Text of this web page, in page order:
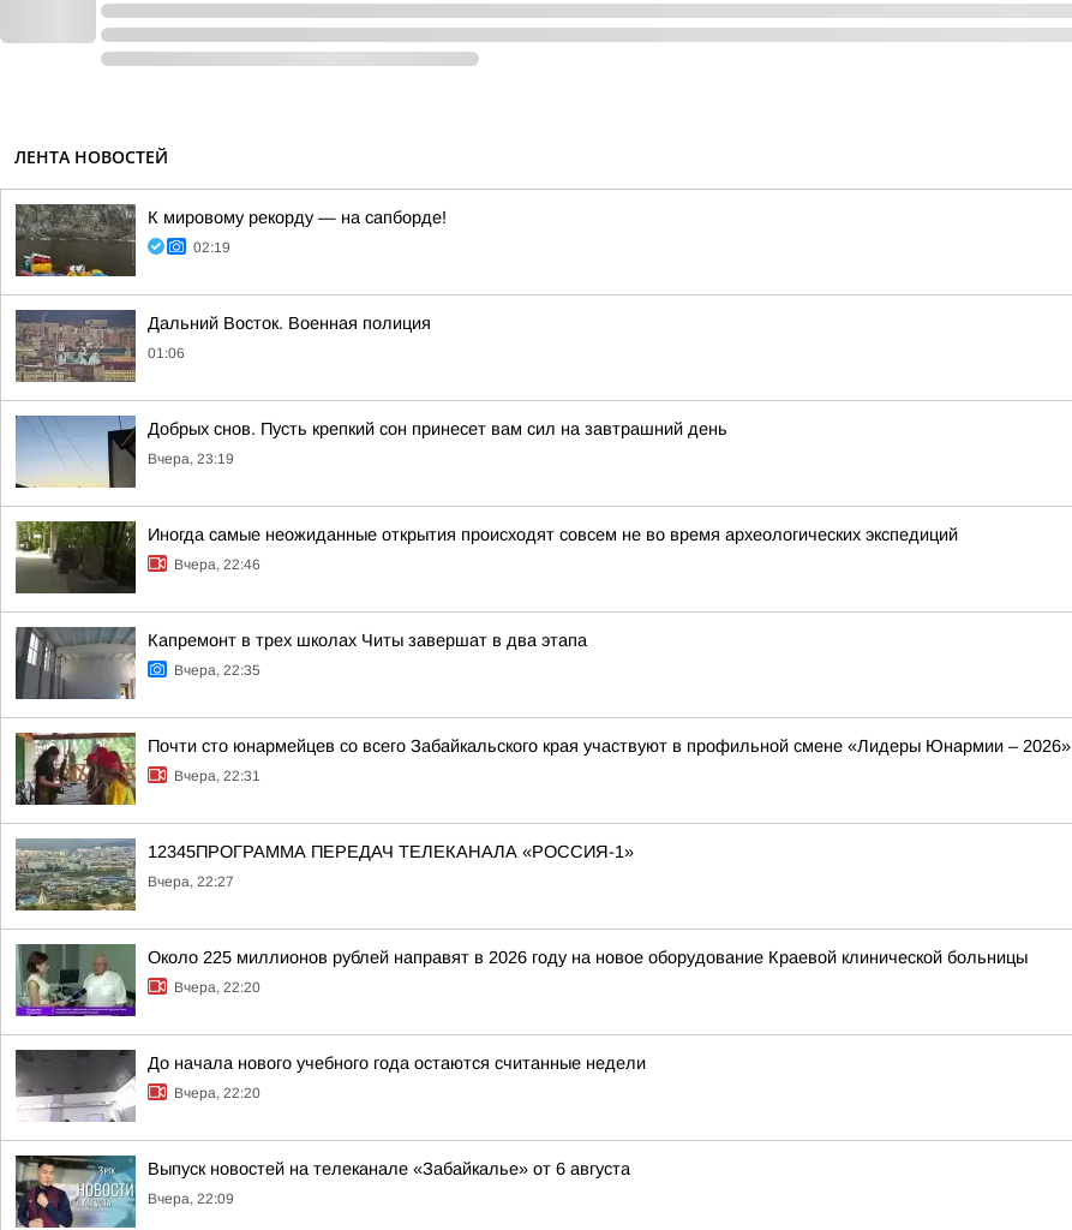
ЛЕНТА НОВОСТЕЙ
К мировому рекорду — на сапборде!
02:19
Дальний Восток. Военная полиция
01:06
Добрых снов. Пусть крепкий сон принесет вам сил на завтрашний день
Вчера, 23:19
Иногда самые неожиданные открытия происходят совсем не во время археологических экспедиций
Вчера, 22:46
Капремонт в трех школах Читы завершат в два этапа
Вчера, 22:35
Почти сто юнармейцев со всего Забайкальского края участвуют в профильной смене «Лидеры Юнармии – 2026»
Вчера, 22:31
12345ПРОГРАММА ПЕРЕДАЧ ТЕЛЕКАНАЛА «РОССИЯ-1»
Вчера, 22:27
Около 225 миллионов рублей направят в 2026 году на новое оборудование Краевой клинической больницы
Вчера, 22:20
До начала нового учебного года остаются считанные недели
Вчера, 22:20
Выпуск новостей на телеканале «Забайкалье» от 6 августа
Вчера, 22:09